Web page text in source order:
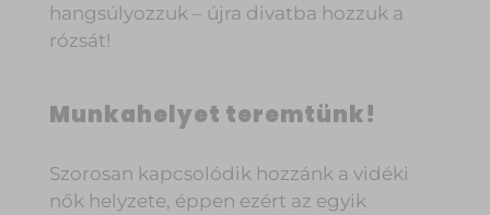
hangsúlyozzuk – újra divatba hozzuk a
rózsát!
Munkahelyet teremtünk!
Szorosan kapcsolódik hozzánk a vidéki
nők helyzete, éppen ezért az egyik